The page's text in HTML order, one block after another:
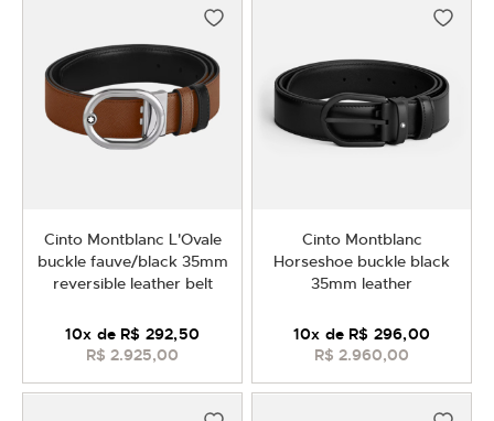
Cinto Montblanc L'Ovale
buckle fauve/black 35mm
reversible leather belt
R$ 2.925,00
10x de R$ 292,50
Cinto Montblanc
Horseshoe buckle black
35mm leather
R$ 2.960,00
10x de R$ 296,00